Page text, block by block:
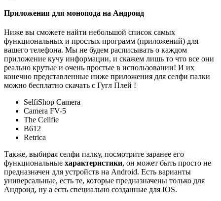
Приложения для монопода на Андроид
Ниже вы сможете найти небольшой список самых
функциональных и простых программ (приложений) для
вашего телефона. Мы не будем расписывать о каждом
приложение кучу информации, и скажем лишь то что все они
реально крутые и очень простые в использовании! И их
конечно представленные ниже приложения для селфи палки
можно бесплатно скачать с Гугл Плей !
SelfiShop Camera
Camera FV-5
The Cellfie
B612
Retrica
Также, выбирая селфи палку, посмотрите заранее его
функциональные характеристики, он может быть просто не
предназначен для устройств на Android. Есть варианты
универсальные, есть те, которые предназначены только для
Андроид, ну а есть специально созданные для IOS.